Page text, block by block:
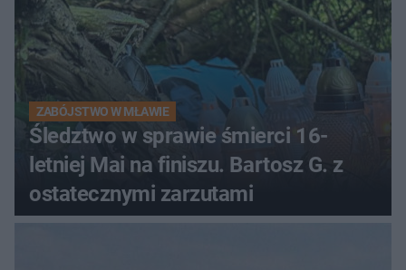
ZABÓJSTWO W MŁAWIE
Śledztwo w sprawie śmierci 16-
letniej Mai na finiszu. Bartosz G. z
ostatecznymi zarzutami